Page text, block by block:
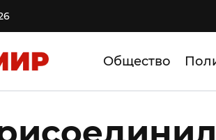
Общество